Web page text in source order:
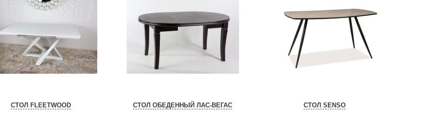
СТОЛ FLEETWOOD СТОЛ ОБЕДЕННЫЙ ЛАС-ВЕГАС СТОЛ SENSO